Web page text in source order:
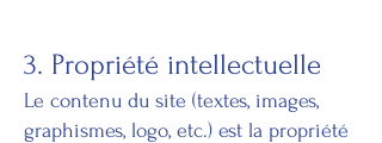
3. Propriété intellectuelle
Le contenu du site (textes, images,
graphismes, logo, etc.) est la propriété